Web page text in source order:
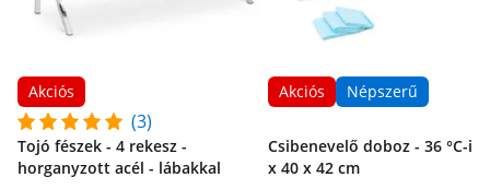
Akciós
(3)
Tojó fészek - 4 rekesz -
horganyzott acél - lábakkal
Akciós Népszerű
Csibenevelő doboz - 36 °C-ig
x 40 x 42 cm